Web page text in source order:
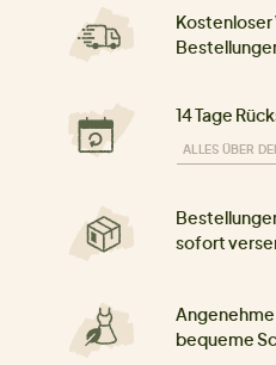
Kostenloser
14 Tage
ALLES ÜBER
sofort
bequeme